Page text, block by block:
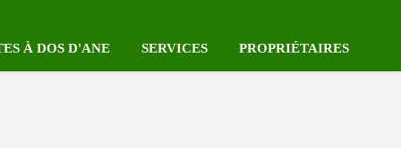
À DOS D'ANE SERVICES PROPRIÉTAIRES